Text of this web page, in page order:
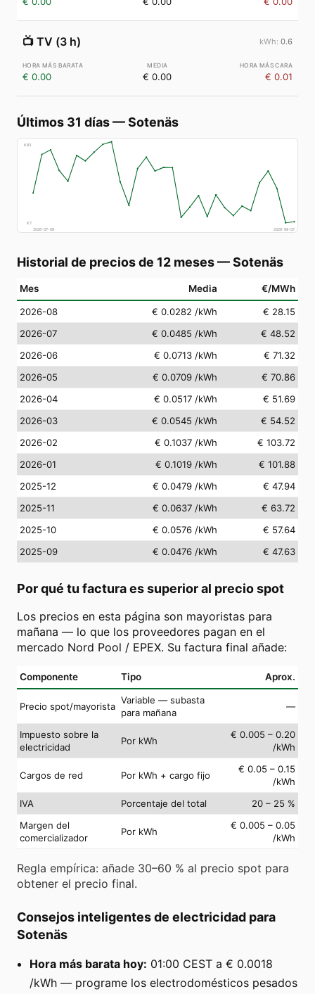
📺 TV (3 h) 0.6
€ 0.00 € 0.00 € 0.01
Últimos 31 días—Sotenäs
€83
€7
2026-07-08
2026-08-07
Historial de precios de 12 meses—Sotenäs
Mes Media €/MWh
2026-08 € 0.0282 /kWh
€ 28.15
2026-07
€ 0.0485 /kWh
€ 48.52
2026-06
€ 0.0713 /kWh
€ 71.32
2026-05
€ 0.0709 /kWh
€ 70.86
2026-04
€ 0.0517 /kWh
€ 51.69
2026-03
€ 0.0545 /kWh
€ 54.52
2026-02
€ 0.1037 /kWh
€ 103.72
2026-01
€ 0.1019 /kWh
€ 101.88
2025-12
€ 0.0479 /kWh
€ 47.94
2025-11
€ 0.0637 /kWh
€ 63.72
2025-10
€ 0.0576 /kWh
€ 57.64
2025-09
€ 0.0476 /kWh € 47.63
Por qué tu factura es superior al precio spot
Los precios en esta página son mayoristas para
mañana — lo que los proveedores pagan en el
mercado Nord Pool / EPEX. Su factura final añade:
Componente Tipo Aprox.
Precio spot/mayorista
Variable — subasta
para mañana
—
Impuesto sobre la
electricidad
Por kWh
€ 0.005 – 0.20
/kWh
Cargos de red Por kWh + cargo fijo
€ 0.05 – 0.15
/kWh
IVA
Porcentaje del total
20 – 25 %
Margen del
comercializador
Por kWh
€ 0.005 – 0.05
/kWh
Regla empírica: añade 30–60 % al precio spot para
obtener el precio final.
Consejos inteligentes de electricidad para
Sotenäs
Hora más barata hoy: 01:00 CEST a € 0.0018
/kWh — programe los electrodomésticos pesados